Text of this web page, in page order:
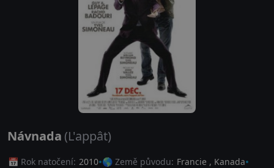
Návnada (L'appât)
📅 Rok natočení: 2010 🌎 Země původu: Francie , Kanada